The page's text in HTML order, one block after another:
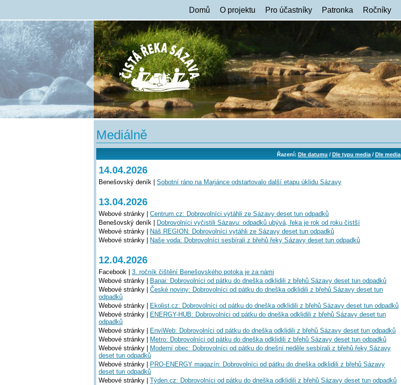
Domů O projektu Pro účastníky Patronka Ročníky
Mediálně
Řazení: Dle datumu / Dle typu media / Dle media
14.04.2026
Benešovský deník | Sobotní ráno na Marjánce odstartovalo další etapu úklidu Sázavy
13.04.2026
Webové stránky | Centrum.cz: Dobrovolníci vytáhli ze Sázavy deset tun odpadků
Benešovský deník |
Dobrovolníci vyčistili Sázavu: odpadků ubývá, řeka je rok od roku čistší
Webové stránky |
Náš REGION: Dobrovolníci vytáhli ze Sázavy deset tun odpadků
Webové stránky |
Naše voda: Dobrovolníci sesbírali z břehů řeky Sázavy deset tun odpadků
12.04.2026
Facebook | 3. ročník čištění Benešovského potoka je za námi
Webové stránky |
Banai: Dobrovolníci od pátku do dneška odklidili z břehů Sázavy deset tun odpadků
Webové stránky | České noviny: Dobrovolníci od pátku do dneška odklidili z břehů Sázavy deset tun
odpadků
Webové stránky |
Ekolist.cz: Dobrovolníci od pátku do dneška odklidili z břehů Sázavy deset tun odpadků
Webové stránky |
ENERGY-HUB: Dobrovolníci od pátku do dneška odklidili z břehů Sázavy deset tun
odpadků
Webové stránky |
EnviWeb: Dobrovolníci od pátku do dneška odklidili z břehů Sázavy deset tun odpadků
Webové stránky |
Metro: Dobrovolníci od pátku do dneška odklidili z břehů Sázavy deset tun odpadků
Webové stránky |
Moderní obec: Dobrovolníci od pátku do dnešní neděle sesbírali z břehů řeky Sázavy
deset tun odpadků
Webové stránky |
PRO-ENERGY magazín: Dobrovolníci od pátku do dneška odklidili z břehů Sázavy
deset tun odpadků
Webové stránky | Týden.cz: Dobrovolníci od pátku do dneška odklidili z břehů Sázavy deset tun odpadků